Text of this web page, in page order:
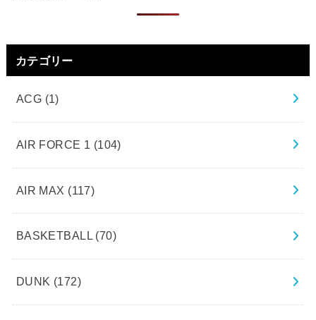
カテゴリー
ACG (1)
AIR FORCE 1 (104)
AIR MAX (117)
BASKETBALL (70)
DUNK (172)